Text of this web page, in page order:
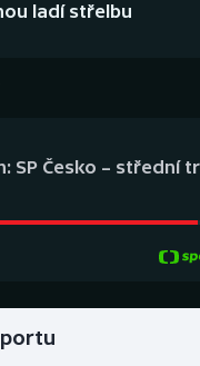
ladí střelbu
SP Česko – střední